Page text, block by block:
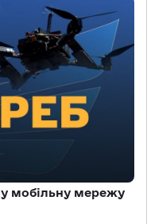
мобільну мережу